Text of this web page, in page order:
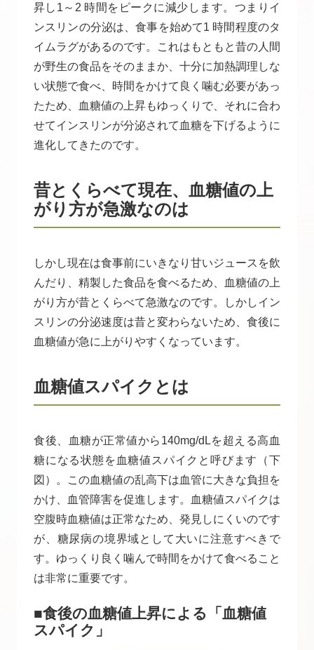
昇し1～2 時間をピークに減少します。つまりイ
ンスリンの分泌は、食事を始めて1 時間程度のタ
イムラグがあるのです。これはもともと昔の人間
が野生の食品をそのままか、十分に加熱調理しな
い状態で食べ、時間をかけて良く噛む必要があっ
たため、血糖値の上昇もゆっくりで、それに合わ
せてインスリンが分泌されて血糖を下げるように
進化してきたのです。
昔とくらべて現在、血糖値の上
がり方が急激なのは
しかし現在は食事前にいきなり甘いジュースを飲
んだり、精製した食品を食べるため、血糖値の上
がり方が昔とくらべて急激なのです。しかしイン
スリンの分泌速度は昔と変わらないため、食後に
血糖値が急に上がりやすくなっています。
血糖値スパイクとは
食後、血糖が正常値から140mg/dLを超える高血
糖になる状態を血糖値スパイクと呼びます（下
図）。この血糖値の乱高下は血管に大きな負担を
かけ、血管障害を促進します。血糖値スパイクは
空腹時血糖値は正常なため、発見しにくいのです
が、糖尿病の境界域として大いに注意すべきで
す。ゆっくり良く噛んで時間をかけて食べること
は非常に重要です。
■食後の血糖値上昇による「血糖値
スパイク」